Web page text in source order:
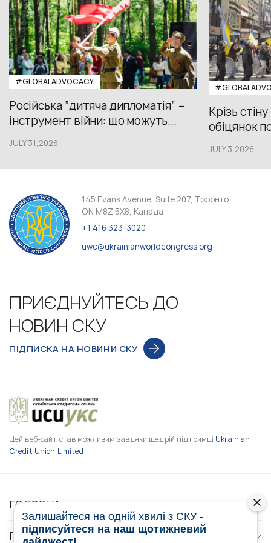
#GLOBALADVOCACY
Російська “дитяча дипломатія” –
інструмент війни: що можуть...
JULY 31,2026
Крізь
обіцянок
JULY 3,2026
145 Evans Avenue, Suite 207, Торонто,
ON M8Z 5X8, Канада
+1 416 323-3020
uwc@ukrainianworldcongress.org
ПРИЄДНУЙТЕСЬ ДО
НОВИН СКУ
ПІДПИСКА НА НОВИНИ СКУ
Цей веб-сайт став можливим завдяки щедрій підтримці Ukrainian
Credit Union Limited
ГОЛОВНА
ПРО НАС
Залишайтеся на одній хвилі з СКУ -
підписуйтеся на наш щотижневий